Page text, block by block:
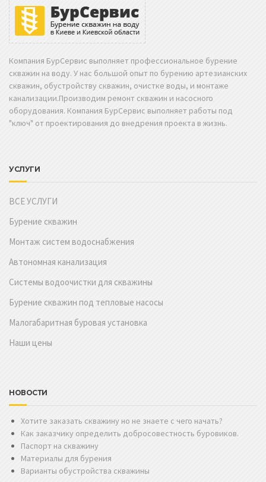
Компания БурСервис выполняет профессиональное бурение
скважин на воду. У нас большой опыт по бурению артезианских
скважин, обустройству скважин, очистке воды, и монтаже
канализации.Производим ремонт скважин и насосного
оборудования. Компания БурСервис выполняет работы под
"ключ" от проектирования до внедрения проекта в жизнь.
УСЛУГИ
ВСЕ УСЛУГИ
Бурение скважин
Монтаж систем водоснабжения
Автономная канализация
Системы водоочистки для скважины
Бурение скважин под тепловые насосы
Малогабаритная буровая установка
Наши цены
НОВОСТИ
Хотите заказать скважину но не знаете с чего начать?
Как заказчику определить добросовестность буровиков.
Паспорт на скважину
Материалы для бурения
Варианты обустройства скважины